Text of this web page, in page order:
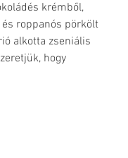
krémből,
roppanós pörkölt
alkotta zseniális
hogy